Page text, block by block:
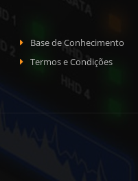
Base de Conhecimento
Termos e Condições